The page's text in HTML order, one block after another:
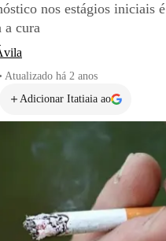
nos estágios iniciais é
a cura
Atualizado há 2 anos
Adicionar Itatiaia ao